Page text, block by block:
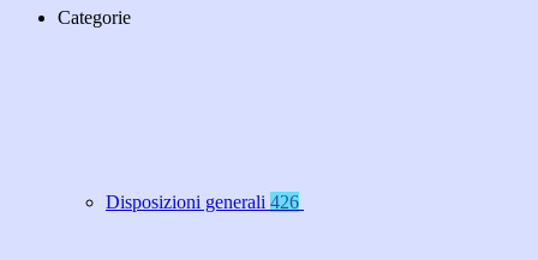
Categorie
Disposizioni generali 426